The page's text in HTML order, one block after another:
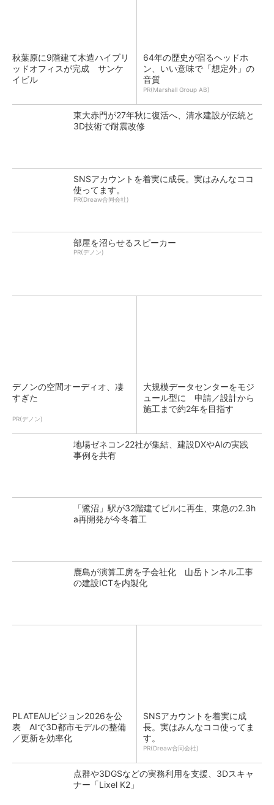
秋葉原に9階建て木造ハイブリ
ッドオフィスが完成 サンケ
イビル
64年の歴史が宿るヘッドホ
ン、いい意味で「想定外」の
音質
PR(Marshall Group AB)
東大赤門が27年秋に復活へ、清水建設が伝統と
3D技術で耐震改修
SNSアカウントを着実に成長。実はみんなココ
使ってます。
PR(Dreaw合同会社)
部屋を沼らせるスピーカー
PR(デノン)
デノンの空間オーディオ、凄
すぎた
PR(デノン)
大規模データセンターをモジ
ュール型に 申請／設計から
施工まで約2年を目指す
地場ゼネコン22社が集結、建設DXやAIの実践
事例を共有
「鷺沼」駅が32階建てビルに再生、東急の2.3h
a再開発が今冬着工
鹿島が演算工房を子会社化 山岳トンネル工事
の建設ICTを内製化
PLATEAUビジョン2026を公
表 AIで3D都市モデルの整備
／更新を効率化
SNSアカウントを着実に成
長。実はみんなココ使ってま
す。
PR(Dreaw合同会社)
点群や3DGSなどの実務利用を支援、3Dスキャ
ナー「Lixel K2」